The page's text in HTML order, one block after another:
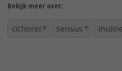
Bekijk meer over:
cichorei sensus